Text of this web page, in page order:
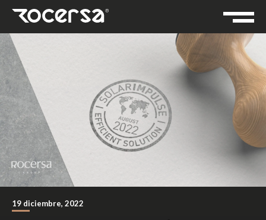
19 diciembre, 2022